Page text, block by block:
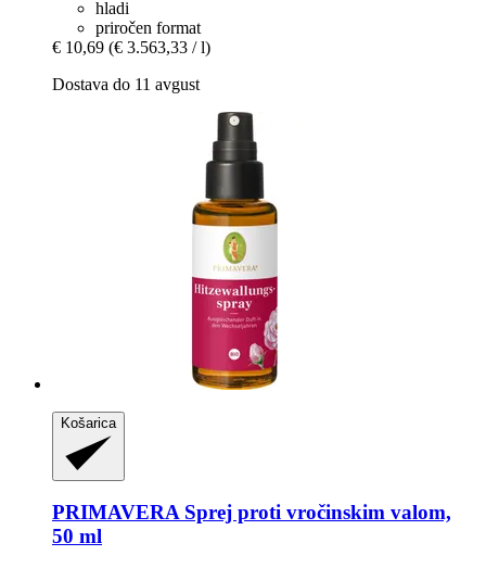
hladi
priročen format
€ 10,69 (€ 3.563,33 / l)
Dostava do 11 avgust
Košarica
PRIMAVERASprej proti vročinskim valom,
50 ml